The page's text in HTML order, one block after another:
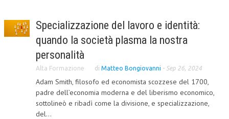
DIRITTO DEL WEB
DIRITTO DELLE IMPRESE IN CRISI
SICUREZZA SUL LAVORO
FISCO
Specializzazione del lavoro e identità:
quando la società plasma la nostra
personalità
Alta Formazione di Matteo Bongiovanni - Sep 26, 2024
Adam Smith, filosofo ed economista scozzese del 1700,
padre dell’economia moderna e del liberismo economico,
sottolineò e ribadì come la divisione, e specializzazione,
del...